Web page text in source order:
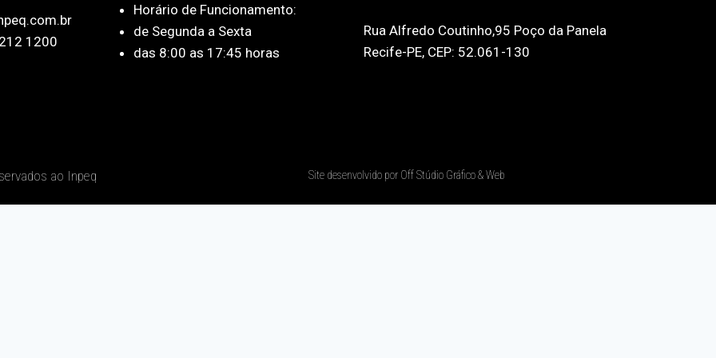
1200
Horário de Funcionamento:
de Segunda a Sexta
das 8:00 as 17:45 horas
Rua Alfredo Coutinho,95 Poço da Panela
Recife-PE, CEP: 52.061-130
ao Inpeq Site desenvolvido por Off Stúdio Gráfico & Web